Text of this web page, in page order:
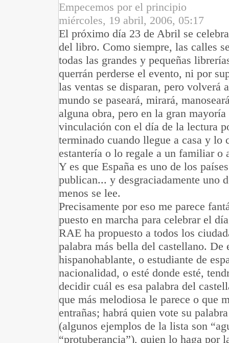
Empecemos por el principio
miércoles, 19 abril, 2006, 05:17
El próximo día 23 de Abril se
del libro. Como siempre, las calles
todas las grandes y pequeñas
querrán perderse el evento, ni por
las ventas se disparan, pero volverá
mundo se paseará, mirará,
alguna obra, pero en la gran mayoría
vinculación con el día de la lectura
terminado cuando llegue a casa y lo
estantería o lo regale a un familiar o
Y es que España es uno de los
publican... y desgraciadamente uno
menos se lee.
Precisamente por eso me parece
puesto en marcha para celebrar el
RAE ha propuesto a todos los
palabra más bella del castellano. De
hispanohablante, o estudiante de
nacionalidad, o esté donde esté,
decidir cuál es esa palabra del
que más melodiosa le parece o que
entrañas; habrá quien vote su
(algunos ejemplos de la lista son
“protuberancia”), quien lo haga por